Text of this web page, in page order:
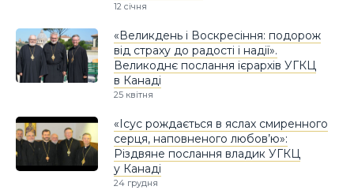
12 січня
«Великдень і Воскресіння: подорож
від страху до радості і надії».
Великоднє послання ієрархів УГКЦ
в Канаді
25 квітня
«Ісус рождається в яслах смиренного
серця, наповненого любов’ю»:
Різдвяне послання владик УГКЦ
у Канаді
24 грудня